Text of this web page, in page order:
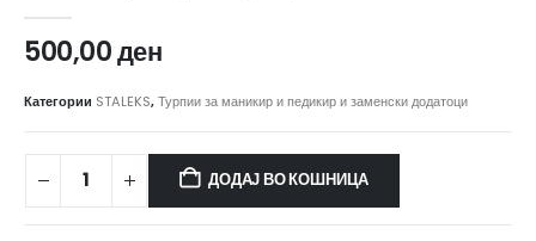
500,00ден
Категории STALEKS,Турпии за маникир и педикир и заменски додатоци
ДОДАЈ ВО КОШНИЦА